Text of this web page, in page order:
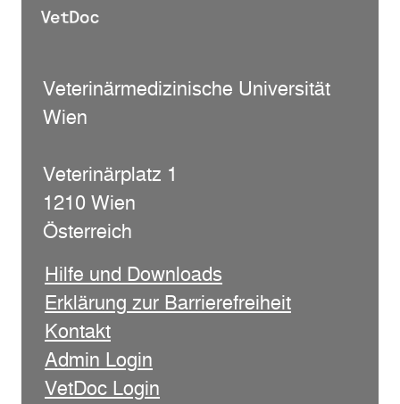
Veterinärmedizinische Universität
Wien
Veterinärplatz 1
1210 Wien
Österreich
Hilfe und Downloads
Erklärung zur Barrierefreiheit
Kontakt
Admin Login
VetDoc Login